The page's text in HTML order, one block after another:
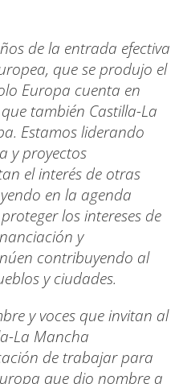
de la entrada efectiva
que se produjo el
Europa cuenta en
también Castilla-La
Estamos liderando
y proyectos
el interés de otras
en la agenda
los intereses de
y
contribuyendo al
y ciudades.
y voces que invitan al
La Mancha
de trabajar para
que dio nombre a